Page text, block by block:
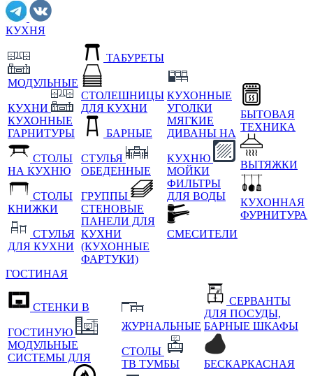
КУХНЯ
МОДУЛЬНЫЕ
КУХНИ
КУХОННЫЕ
ГАРНИТУРЫ
СТОЛЫ
НА КУХНЮ
СТОЛЫ
КНИЖКИ
СТУЛЬЯ
ДЛЯ КУХНИ
ТАБУРЕТЫ
СТОЛЕШНИЦЫ
ДЛЯ КУХНИ
БАРНЫЕ
СТУЛЬЯ
ОБЕДЕННЫЕ
ГРУППЫ
СТЕНОВЫЕ
ПАНЕЛИ ДЛЯ
КУХНИ
(КУХОННЫЕ
ФАРТУКИ)
КУХОННЫЕ
УГОЛКИ
МЯГКИЕ
ДИВАНЫ НА
КУХНЮ
МОЙКИ
ФИЛЬТРЫ
ДЛЯ ВОДЫ
СМЕСИТЕЛИ
БЫТОВАЯ
ТЕХНИКА
ВЫТЯЖКИ
КУХОННАЯ
ФУРНИТУРА
ГОСТИНАЯ
СТЕНКИ В
ГОСТИНУЮ
МОДУЛЬНЫЕ
СИСТЕМЫ ДЛЯ
ЖУРНАЛЬНЫЕ
СТОЛЫ
ТВ ТУМБЫ
СЕРВАНТЫ
ДЛЯ ПОСУДЫ,
БАРНЫЕ ШКАФЫ
БЕСКАРКАСНАЯ